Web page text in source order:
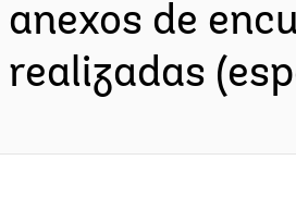
anexos de
realizadas